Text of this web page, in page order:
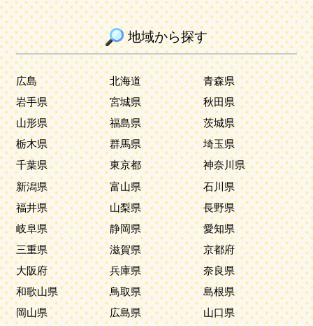
地域から探す
広島 北海道
青森県
岩手県
宮城県
秋田県
山形県
福島県
茨城県
栃木県
群馬県
埼玉県
千葉県
東京都
神奈川県
新潟県
富山県
石川県
福井県
山梨県
長野県
岐阜県
静岡県
愛知県
三重県
滋賀県
京都府
大阪府
兵庫県
奈良県
和歌山県
鳥取県
島根県
岡山県
広島県
山口県